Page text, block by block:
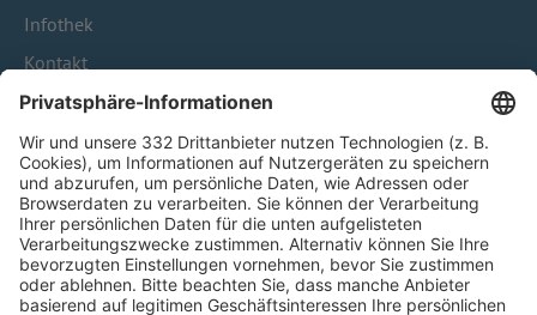
Infothek
Kontakt
HÄUFIG BESUCHTE SEITEN
Pässe und Vereinswechsel
Trainerausbildung
Schulungsangebot Vereinsmitarbeiter
BFV-Geschäftsstellen